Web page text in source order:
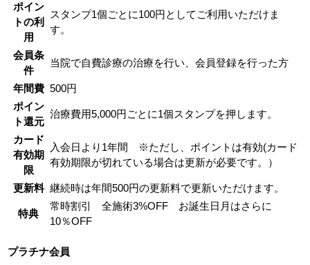
ポイン
トの利
用
スタンプ1個ごとに100円としてご利用いただけま
す。
会員条
件
当院で自費診療の治療を行い、会員登録を行った方
年間費 500円
ポイン
ト還元
治療費用5,000円ごとに1個スタンプを押します。
カード
有効期
限
入会日より1年間 ※ただし、ポイントは有効(カード
有効期限が切れている場合は更新が必要です。）
更新料 継続時は年間500円の更新料で更新いただけます。
特典
常時割引 全施術3%OFF お誕生日月はさらに
10％OFF
プラチナ会員